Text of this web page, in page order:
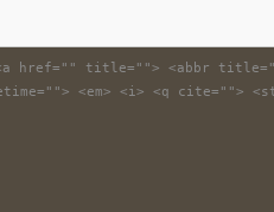
href="" title=""> <abbr
<em> <i> <q cite="">